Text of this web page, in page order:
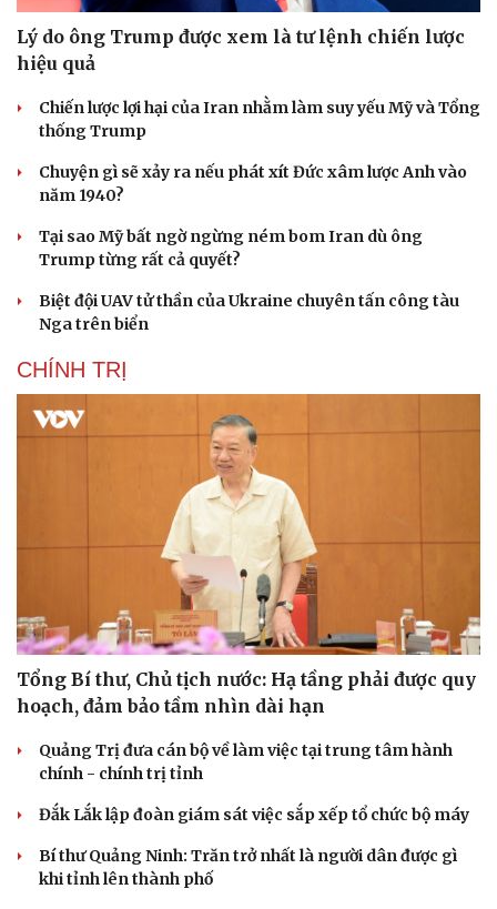
Lý do ông Trump được xem là tư lệnh chiến lược
hiệu quả
Chiến lược lợi hại của Iran nhằm làm suy yếu Mỹ và Tổng
thống Trump
Chuyện gì sẽ xảy ra nếu phát xít Đức xâm lược Anh vào
năm 1940?
Tại sao Mỹ bất ngờ ngừng ném bom Iran dù ông
Trump từng rất cả quyết?
Biệt đội UAV tử thần của Ukraine chuyên tấn công tàu
Nga trên biển
CHÍNH TRỊ
Tổng Bí thư, Chủ tịch nước: Hạ tầng phải được quy
hoạch, đảm bảo tầm nhìn dài hạn
Quảng Trị đưa cán bộ về làm việc tại trung tâm hành
chính - chính trị tỉnh
Đắk Lắk lập đoàn giám sát việc sắp xếp tổ chức bộ máy
Bí thư Quảng Ninh: Trăn trở nhất là người dân được gì
khi tỉnh lên thành phố